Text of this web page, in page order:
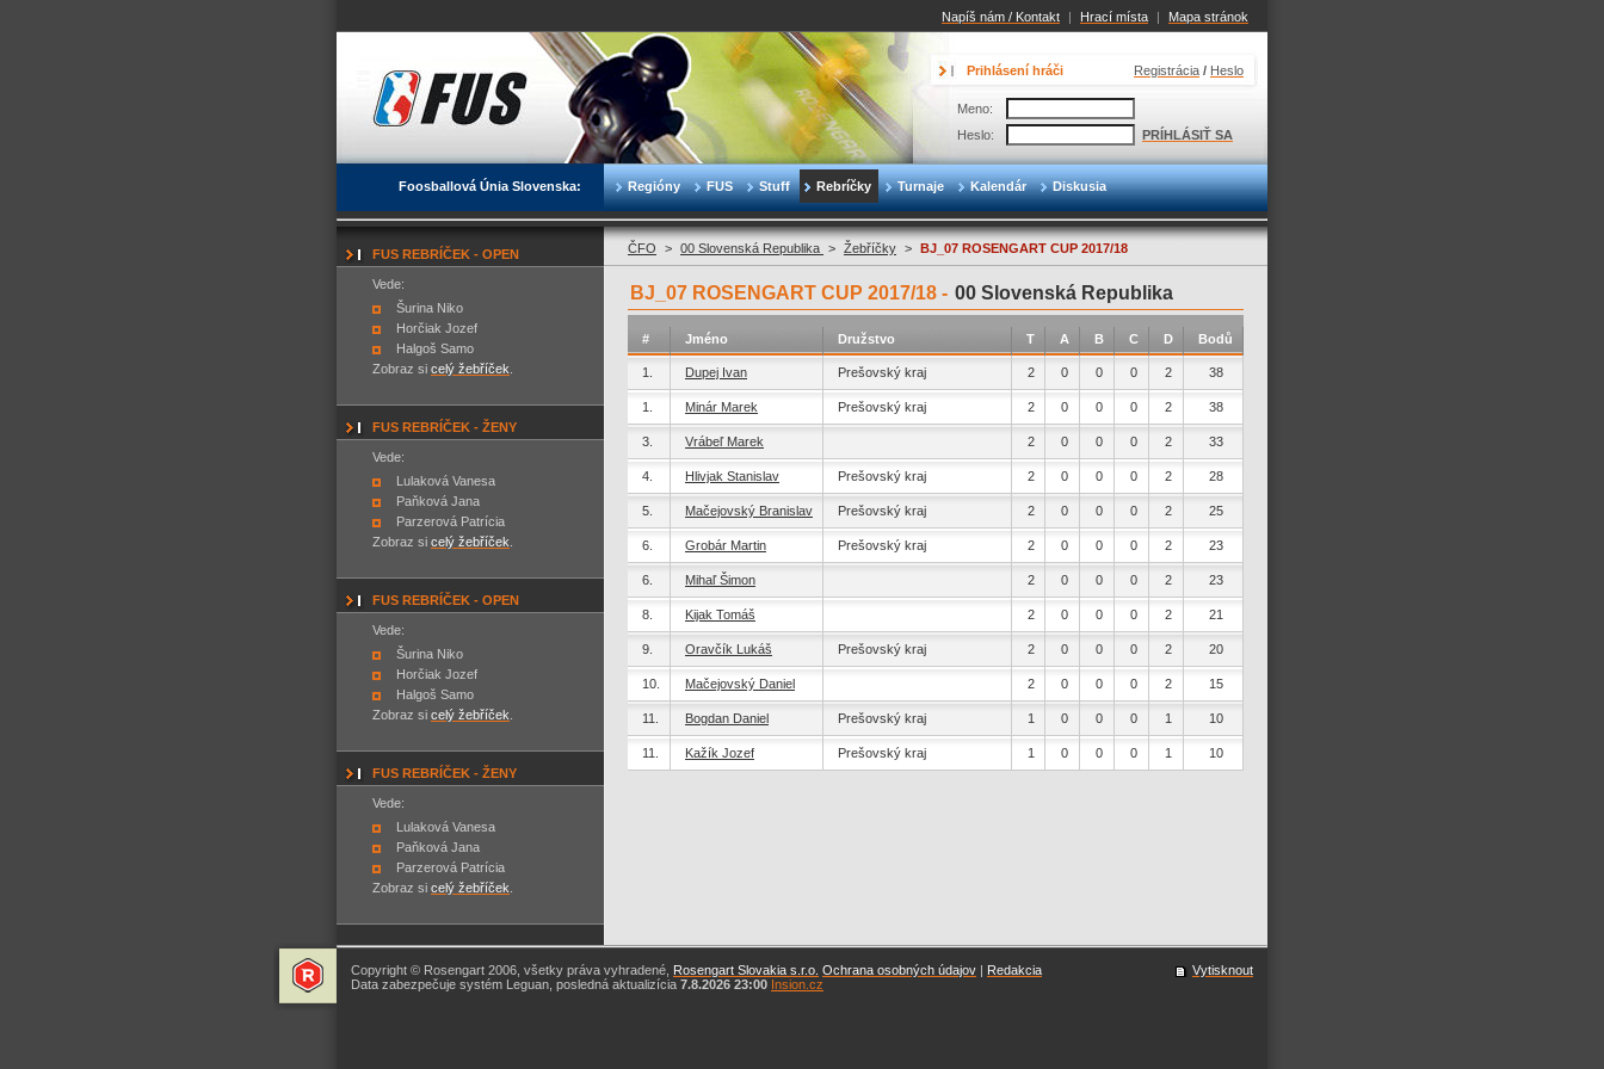
Napíš nám / Kontakt | Hrací místa | Mapa stránok
Foosballová Únia Slovenska: Regióny FUS Stuff Rebríčky Turnaje Kalendár Diskusia
Prihlásení hráči Registrácia / Heslo
Meno:
Heslo:
PRÍHLÁSIŤ SA
FUS REBRÍČEK - OPEN
Vede:
Šurina Niko
Horčiak Jozef
Halgoš Samo
Zobraz si celý žebříček
FUS REBRÍČEK - ŽENY
Vede:
Lulaková Vanesa
Paňková Jana
Parzerová Patrícia
Zobraz si celý žebříček
FUS REBRÍČEK - OPEN
Vede:
Šurina Niko
Horčiak Jozef
Halgoš Samo
Zobraz si celý žebříček
FUS REBRÍČEK - ŽENY
Vede:
Lulaková Vanesa
Paňková Jana
Parzerová Patrícia
Zobraz si celý žebříček
ČFO > 00 Slovenská Republika > Žebříčky > BJ_07 ROSENGART CUP 2017/18
BJ_07 ROSENGART CUP 2017/18 - 00 Slovenská Republika
# Jméno Družstvo T A B C D Bodů
1. Dupej Ivan Prešovský kraj 2 0 0 0 2 38
1. Minár Marek Prešovský kraj 2 0 0 0 2 38
3. Vrábeľ Marek 2 0 0 0 2 33
4. Hlivjak Stanislav Prešovský kraj 2 0 0 0 2 28
5. Mačejovský Branislav Prešovský kraj 2 0 0 0 2 25
6. Grobár Martin Prešovský kraj 2 0 0 0 2 23
6. Mihaľ Šimon 2 0 0 0 2 23
8. Kijak Tomáš 2 0 0 0 2 21
9. Oravčík Lukáš Prešovský kraj 2 0 0 0 2 20
10. Mačejovský Daniel 2 0 0 0 2 15
11. Bogdan Daniel Prešovský kraj 1 0 0 0 1 10
11. Kažík Jozef Prešovský kraj 1 0 0 0 1 10
Vytisknout
Copyright © Rosengart 2006, všetky práva vyhradené, Rosengart Slovakia s.r.o. Ochrana osobných údajov | Redakcia
Data zabezpečuje systém Leguan, posledná aktualizícia 7.8.2026 23:00 Insion.cz